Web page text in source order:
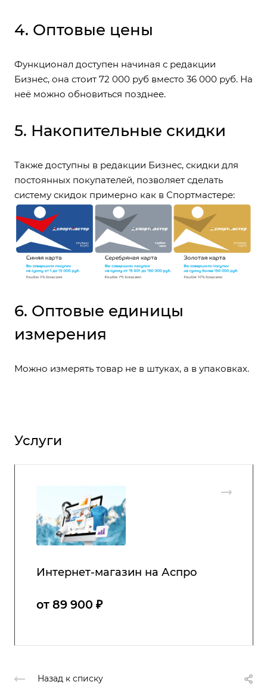
4. Оптовые цены
Функционал доступен начиная с редакции
Бизнес, она стоит 72 000 руб вместо 36 000 руб. На
неё можно обновиться позднее.
5. Накопительные скидки
Также доступны в редакции Бизнес, скидки для
постоянных покупателей, позволяет сделать
систему скидок примерно как в Спортмастере:
6. Оптовые единицы
измерения
Можно измерять товар не в штуках, а в упаковках.
Услуги
Интернет-магазин на Аспро
от 89 900 ₽
Назад к списку